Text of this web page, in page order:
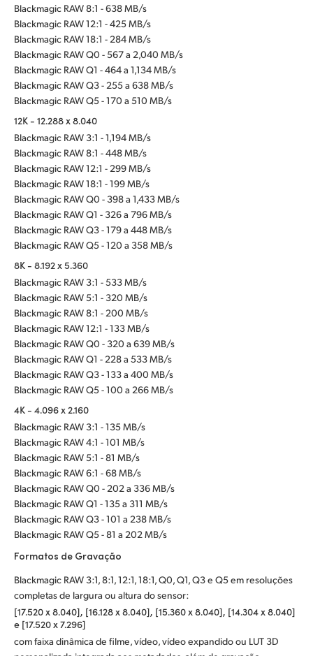
Blackmagic RAW 8:1 - 638 MB/s
Blackmagic RAW 12:1 - 425 MB/s
Blackmagic RAW 18:1 - 284 MB/s
Blackmagic RAW Q0 - 567 a 2,040 MB/s
Blackmagic RAW Q1 - 464 a 1,134 MB/s
Blackmagic RAW Q3 - 255 a 638 MB/s
Blackmagic RAW Q5 - 170 a 510 MB/s
12K - 12.288 x 8.040
Blackmagic RAW 3:1 - 1,194 MB/s
Blackmagic RAW 8:1 - 448 MB/s
Blackmagic RAW 12:1 - 299 MB/s
Blackmagic RAW 18:1 - 199 MB/s
Blackmagic RAW Q0 - 398 a 1,433 MB/s
Blackmagic RAW Q1 - 326 a 796 MB/s
Blackmagic RAW Q3 - 179 a 448 MB/s
Blackmagic RAW Q5 - 120 a 358 MB/s
8K - 8.192 x 5.360
Blackmagic RAW 3:1 - 533 MB/s
Blackmagic RAW 5:1 - 320 MB/s
Blackmagic RAW 8:1 - 200 MB/s
Blackmagic RAW 12:1 - 133 MB/s
Blackmagic RAW Q0 - 320 a 639 MB/s
Blackmagic RAW Q1 - 228 a 533 MB/s
Blackmagic RAW Q3 - 133 a 400 MB/s
Blackmagic RAW Q5 - 100 a 266 MB/s
4K - 4.096 x 2.160
Blackmagic RAW 3:1 - 135 MB/s
Blackmagic RAW 4:1 - 101 MB/s
Blackmagic RAW 5:1 - 81 MB/s
Blackmagic RAW 6:1 - 68 MB/s
Blackmagic RAW Q0 - 202 a 336 MB/s
Blackmagic RAW Q1 - 135 a 311 MB/s
Blackmagic RAW Q3 - 101 a 238 MB/s
Blackmagic RAW Q5 - 81 a 202 MB/s
Formatos de Gravação
Blackmagic RAW 3:1, 8:1, 12:1, 18:1, Q0, Q1, Q3 e Q5 em resoluções
completas de largura ou altura do sensor:
[17.520 x 8.040], [16.128 x 8.040], [15.360 x 8.040], [14.304 x 8.040]
e [17.520 x 7.296]
com faixa dinâmica de filme, vídeo, vídeo expandido ou LUT 3D